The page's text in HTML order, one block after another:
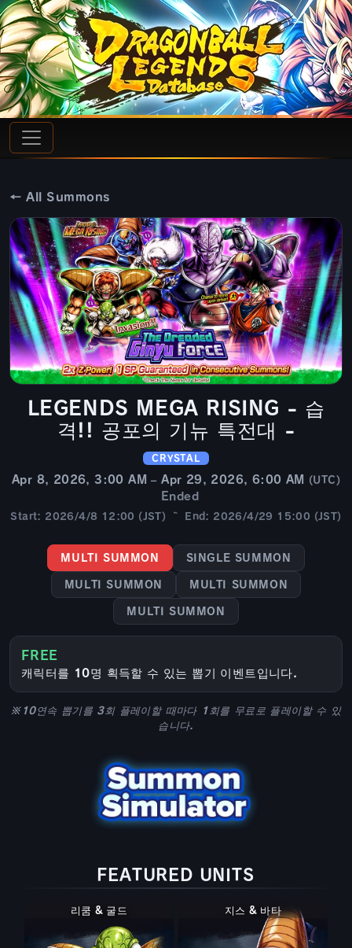
← All Summons
LEGENDS MEGA RISING - 습
격!! 공포의 기뉴 특전대 -
CRYSTAL
Apr 8, 2026, 3:00 AM – Apr 29, 2026, 6:00 AM (UTC)
Ended
Start: 2026/4/8 12:00 (JST) ~ End: 2026/4/29 15:00 (JST)
MULTI SUMMON SINGLE SUMMON
MULTI SUMMON MULTI SUMMON
MULTI SUMMON
FREE
캐릭터를 10명 획득할 수 있는 뽑기 이벤트입니다.
※10연속 뽑기를 3회 플레이할 때마다 1회를 무료로 플레이할 수 있
습니다.
FEATURED UNITS
리쿰 & 굴드 지스 & 바타